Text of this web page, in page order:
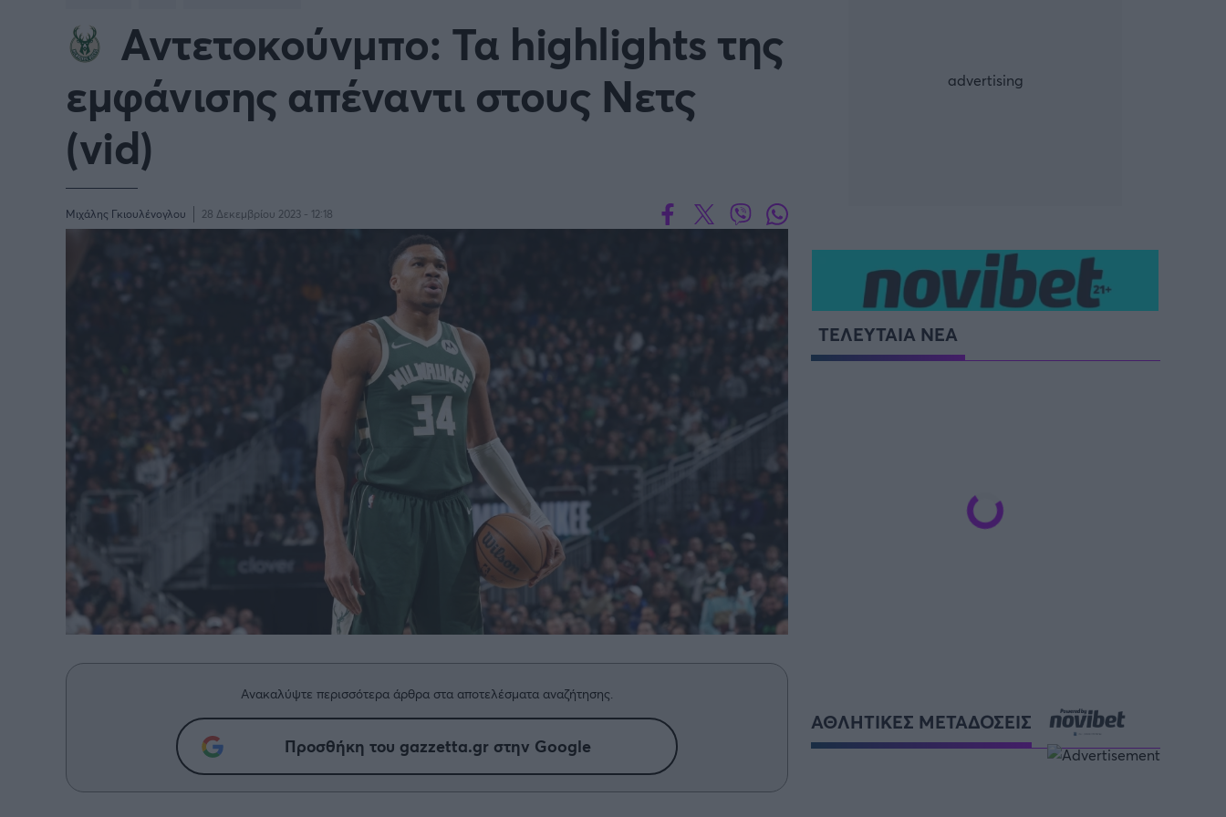
Πυγμαχία Άρση Βαρών
Γιώργος Τσακίρης Μιχάλης Τσαμπάς Δημήτρης Τσορμπατζόγλου
BASKETBALL CHAMPIONS
LEAGUE
NBA WNBA
VTB LEAGUE Α1 Μπάσκετ Γυναικών Α2 Μπάσκετ - ELITE LEAGUE
Μπάσκετ: Ισπανία
Μπάσκετ: Ιταλία ABA LIGA
Μπάσκετ: Λιθουανία Προολυμπιακό Τουρνουά
EUROBASKET 2025 Παγκόσμιο Κύπελλο
Ολυμπιακοί Αγώνες Μπάσκετ ΟΠΑΠ BASKET LEAGUE
Προολυμπιακό τουρνουά
EUROBASKET U20 Τουρνουά Ακρόπολις 2025
Αντετοκούνμπο: Τα highlights της
εμφάνισης απέναντι στους Νετς
(vid)
Μιχάλης Γκιουλένογλου 28 Δεκεμβρίου 2023 - 12:18
Ανακαλύψτε περισσότερα άρθρα στα αποτελέσματα αναζήτησης.
Προσθήκη του gazzetta.gr στην Google
ΤΕΛΕΥΤΑΙΑ ΝΕΑ
ΑΘΛΗΤΙΚΕΣ ΜΕΤΑΔΟΣΕΙΣ